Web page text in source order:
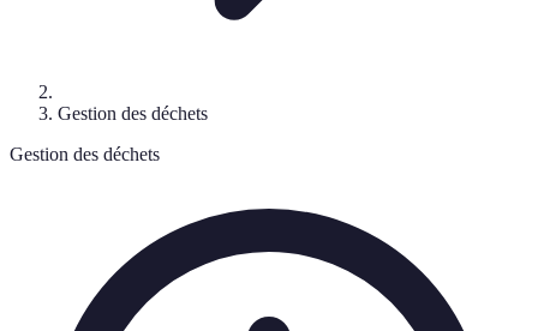
Gestion des déchets
Gestion des déchets